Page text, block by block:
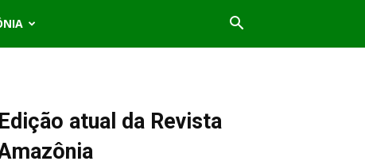
Edição atual da Revista